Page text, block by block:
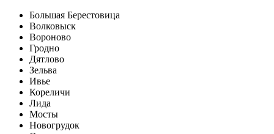
Большая Берестовица
Волковыск
Вороново
Гродно
Дятлово
Зельва
Ивье
Кореличи
Лида
Мосты
Новогрудок